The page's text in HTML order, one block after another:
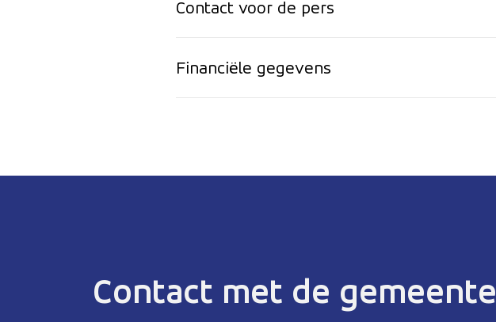
Contact voor de pers
Financiële gegevens
Contact met de gemeente